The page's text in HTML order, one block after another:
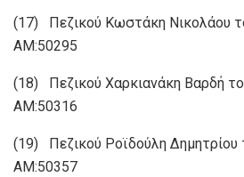
(17) Πεζικού Κωστάκη
ΑΜ:50295
(18) Πεζικού Χαρκιανάκη Βαρδή
ΑΜ:50316
(19) Πεζικού Ροϊδούλη
ΑΜ:50357